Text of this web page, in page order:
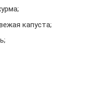
капуста;